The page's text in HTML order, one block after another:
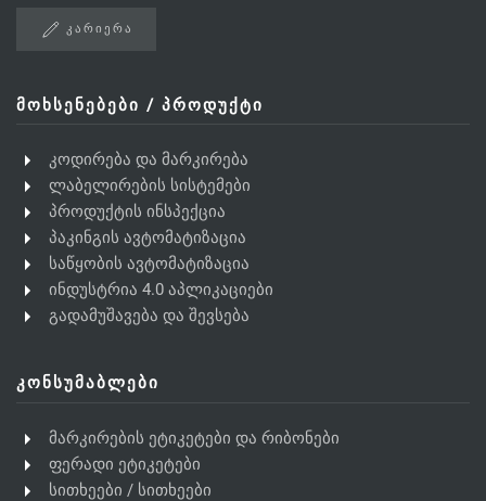
ᲙᲐᲠᲘᲔᲠᲐ
ᲛᲝᲮᲡᲔᲜᲔᲑᲔᲑᲘ / ᲞᲠᲝᲓᲣᲥᲢᲘ
კოდირება და მარკირება
ლაბელირების სისტემები
პროდუქტის ინსპექცია
პაკინგის ავტომატიზაცია
საწყობის ავტომატიზაცია
ინდუსტრია 4.0 აპლიკაციები
გადამუშავება და შევსება
ᲙᲝᲜᲡᲣᲛᲐᲑᲚᲔᲑᲘ
მარკირების ეტიკეტები და რიბონები
ფერადი ეტიკეტები
სითხეები / სითხეები